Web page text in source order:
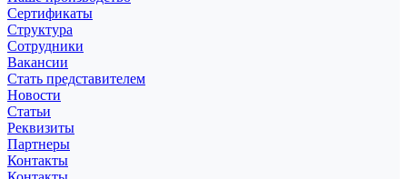
Сертификаты
Структура
Сотрудники
Вакансии
Стать представителем
Новости
Статьи
Реквизиты
Партнеры
Контакты